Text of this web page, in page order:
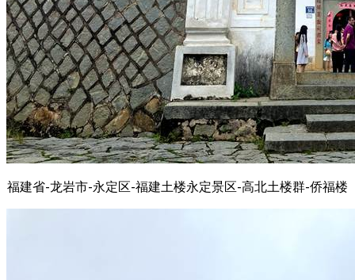
福建省-龙岩市-永定区-福建土楼永定景区-高北土楼群-侨福楼